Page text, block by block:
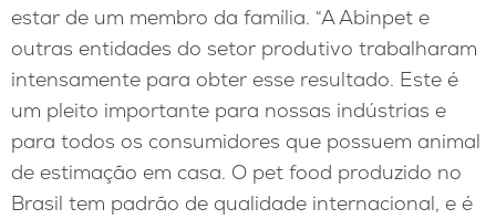
estar de um membro da família. “A Abinpet e
outras entidades do setor produtivo trabalharam
intensamente para obter esse resultado. Este é
um pleito importante para nossas indústrias e
para todos os consumidores que possuem animal
de estimação em casa. O pet food produzido no
Brasil tem padrão de qualidade internacional, e é